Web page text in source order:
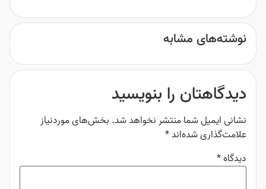
نوشته‌های مشابه
دیدگاهتان را بنویسید
نشانی ایمیل شما منتشر نخواهد شد. بخش‌های موردنیاز
علامت‌گذاری شده‌اند*
دیدگاه*